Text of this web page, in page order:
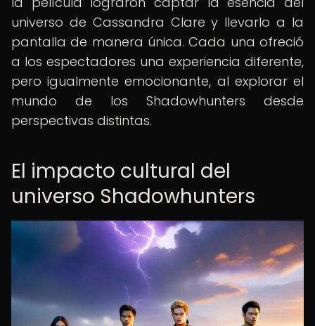
universo de Cassandra Clare y llevarlo a la
pantalla de manera única. Cada una ofreció
a los espectadores una experiencia diferente,
pero igualmente emocionante, al explorar el
mundo de los Shadowhunters desde
perspectivas distintas.
El impacto cultural del
universo Shadowhunters